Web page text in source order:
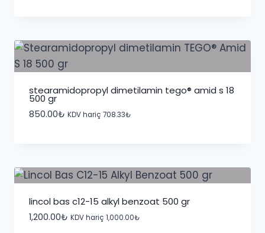
2,350.00₺
stearamidopropyl dimetilamin tego® amid s 18
500 gr
850.00₺ KDV hariç 708.33₺
lincol bas c12-15 alkyl benzoat 500 gr
1,200.00₺ KDV hariç 1,000.00₺